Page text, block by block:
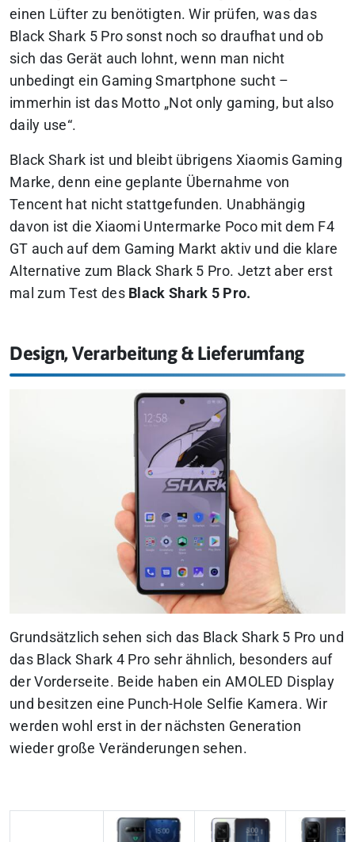
einen Lüfter zu benötigten. Wir prüfen, was das
Black Shark 5 Pro sonst noch so draufhat und ob
sich das Gerät auch lohnt, wenn man nicht
unbedingt ein Gaming Smartphone sucht –
immerhin ist das Motto „Not only gaming, but also
daily use“.
Black Shark ist und bleibt übrigens Xiaomis Gaming
Marke, denn eine geplante Übernahme von
Tencent hat nicht stattgefunden. Unabhängig
davon ist die Xiaomi Untermarke Poco mit dem F4
GT auch auf dem Gaming Markt aktiv und die klare
Alternative zum Black Shark 5 Pro. Jetzt aber erst
mal zum Test des Black Shark 5 Pro.
Design, Verarbeitung & Lieferumfang
Grundsätzlich sehen sich das Black Shark 5 Pro und
das Black Shark 4 Pro sehr ähnlich, besonders auf
der Vorderseite. Beide haben ein AMOLED Display
und besitzen eine Punch-Hole Selfie Kamera. Wir
werden wohl erst in der nächsten Generation
wieder große Veränderungen sehen.